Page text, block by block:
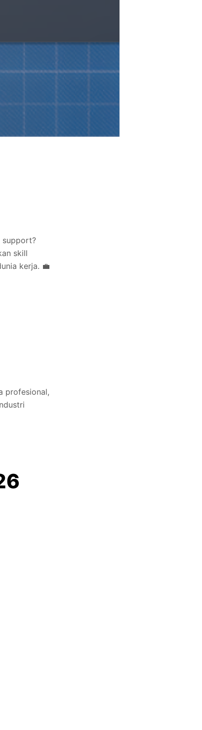
support?
skill
kerja. 💼
profesional,